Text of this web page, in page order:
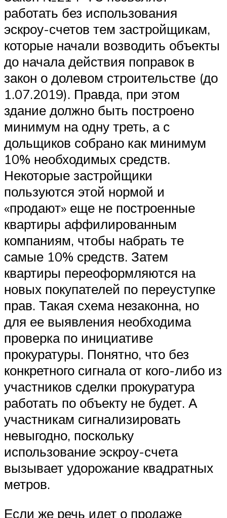
работать без использования
эскроу-счетов тем застройщикам,
которые начали возводить объекты
до начала действия поправок в
закон о долевом строительстве (до
1.07.2019). Правда, при этом
здание должно быть построено
минимум на одну треть, а с
дольщиков собрано как минимум
10% необходимых средств.
Некоторые застройщики
пользуются этой нормой и
«продают» еще не построенные
квартиры аффилированным
компаниям, чтобы набрать те
самые 10% средств. Затем
квартиры переоформляются на
новых покупателей по переуступке
прав. Такая схема незаконна, но
для ее выявления необходима
проверка по инициативе
прокуратуры. Понятно, что без
конкретного сигнала от кого-либо из
участников сделки прокуратура
работать по объекту не будет. А
участникам сигнализировать
невыгодно, поскольку
использование эскроу-счета
вызывает удорожание квадратных
метров.
Если же речь идет о продаже